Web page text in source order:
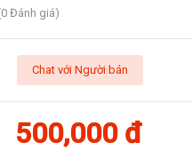
Đánh giá)
Chat với Người bán
500,000 đ